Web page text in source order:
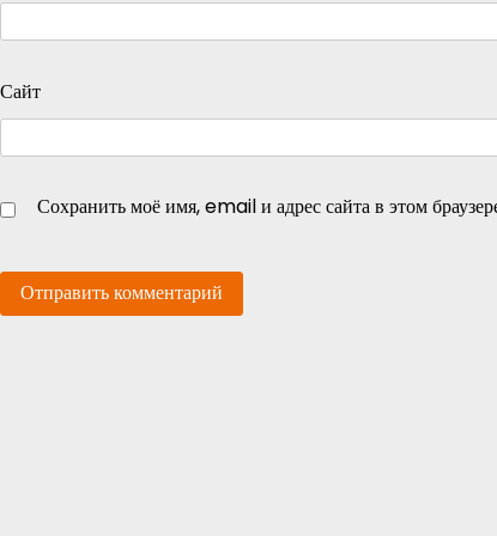
Сайт
Сохранить моё имя, email и адрес сайта в этом